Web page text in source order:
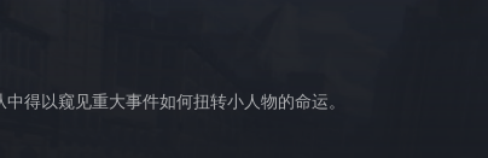
得以窥见重大事件如何扭转小人物的命运。